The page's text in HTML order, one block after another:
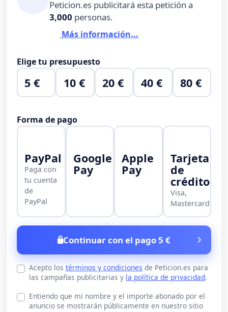
Peticion.es publicitará esta petición a
3,000 personas.
Más información...
Elige tu presupuesto
5 € 10 € 20 € 40 € 80 €
Forma de pago
PayPal
Paga con
tu cuenta
de
PayPal
Google
Pay
Apple
Pay
Tarjeta
de
crédito
Visa,
Mastercard
Continuar con el pago 5 €
Acepto los términos y condiciones de Peticion.es para
las campañas publicitarias y la política de privacidad.
Entiendo que mi nombre y el importe abonado por el
anuncio se mostrarán públicamente en nuestro sitio